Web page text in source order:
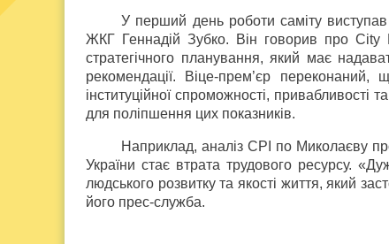
У перший день роботи саміту виступав
ЖКГ Геннадій Зубко. Він говорив про City
стратегічного планування, який має
рекомендації. Віце-прем’єр
інституційної спроможності,
для поліпшення цих показників.
Наприклад, аналіз СРІ по Миколаєву
України стає втрата трудового ресурсу.
людського розвитку та якості життя, який
його прес-служба.